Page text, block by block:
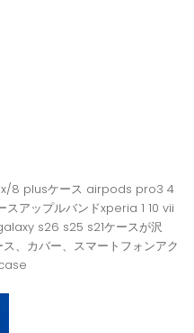
x/8 plusケース airpods pro3 4
アップルバンドxperia 1 10 vii
s26 s25 s21ケースが沢
、カバー、スマートフォンアク